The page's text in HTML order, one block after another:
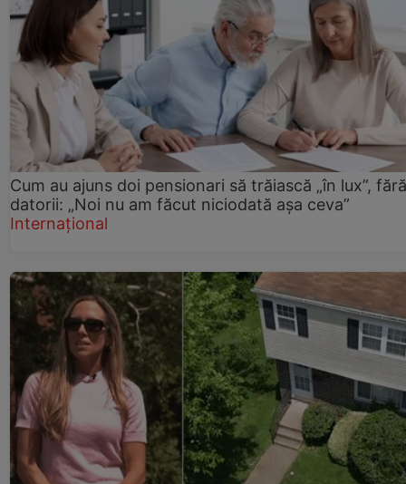
Cum au ajuns doi pensionari să trăiască „în lux”, fără
datorii: „Noi nu am făcut niciodată așa ceva”
Internațional